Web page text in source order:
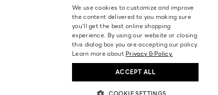
We use cookies to customize and improve
the content delivered to you making sure
you‘ll get the best online shopping
experience. By using our website or closing
this dialog box you are accepting our policy.
Learn more about Privacy & Policy.
ACCEPT ALL